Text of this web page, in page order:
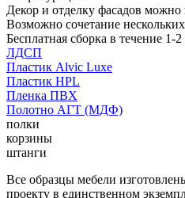
Декор и отделку фасадов
Возможно сочетание
Бесплатная сборка в течение 1-
ЛДСП
Пластик Alvic Luxe
Пластик HPL
Пленка ПВХ
Полотно АГТ (МДФ)
полки
корзины
штанги
Все образцы мебели
проекту в единственном